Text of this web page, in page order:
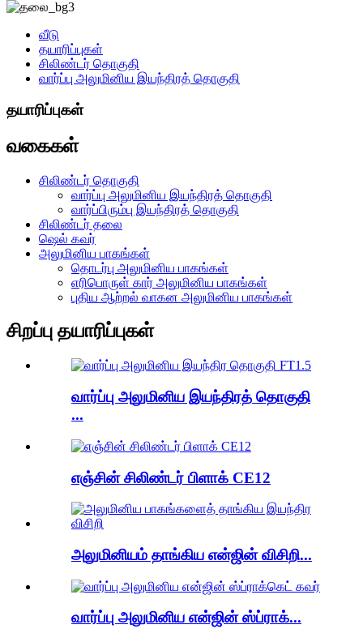
வீடு
தயாரிப்புகள்
சிலிண்டர் தொகுதி
வார்ப்பு அலுமினிய இயந்திரத் தொகுதி
தயாரிப்புகள்
வகைகள்
சிலிண்டர் தொகுதி
வார்ப்பு அலுமினிய இயந்திரத் தொகுதி
வார்ப்பிரும்பு இயந்திரத் தொகுதி
சிலிண்டர் தலை
ஷெல் கவர்
அலுமினிய பாகங்கள்
தொடர்பு அலுமினிய பாகங்கள்
எரிபொருள் கார் அலுமினிய பாகங்கள்
புதிய ஆற்றல் வாகன அலுமினிய பாகங்கள்
சிறப்பு தயாரிப்புகள்
வார்ப்பு அலுமினிய இயந்திரத் தொகுதி
...
எஞ்சின் சிலிண்டர் பிளாக் CE12
அலுமினியம் தாங்கிய என்ஜின் விசிறி...
வார்ப்பு அலுமினிய என்ஜின் ஸ்ப்ராக்...